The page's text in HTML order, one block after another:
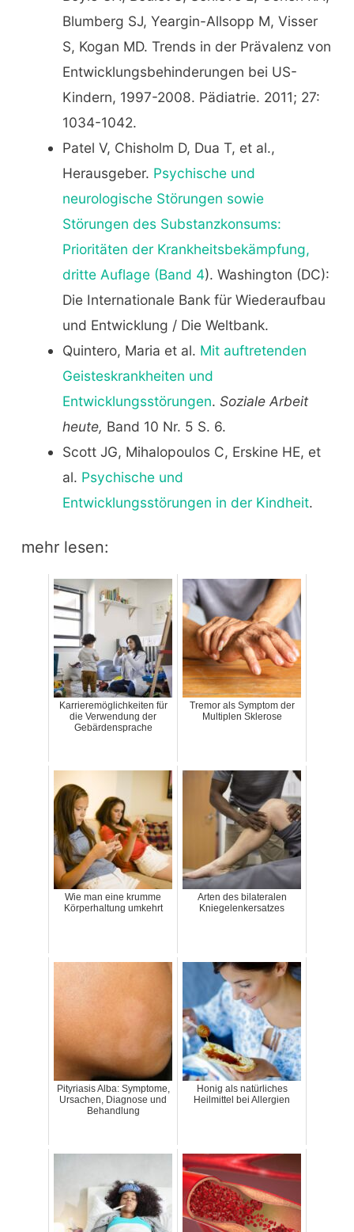
Blumberg SJ, Yeargin-Allsopp M, Visser
S, Kogan MD. Trends in der Prävalenz von
Entwicklungsbehinderungen bei US-
Kindern, 1997-2008. Pädiatrie. 2011; 27:
1034-1042.
Patel V, Chisholm D, Dua T, et al.,
Herausgeber. Psychische und
neurologische Störungen sowie
Störungen des Substanzkonsums:
Prioritäten der Krankheitsbekämpfung,
dritte Auflage (Band 4). Washington (DC):
Die Internationale Bank für Wiederaufbau
und Entwicklung / Die Weltbank.
Quintero, Maria et al. Mit auftretenden
Geisteskrankheiten und
Entwicklungsstörungen. Soziale Arbeit
heute, Band 10 Nr. 5 S. 6.
Scott JG, Mihalopoulos C, Erskine HE, et
al. Psychische und
Entwicklungsstörungen in der Kindheit.
mehr lesen:
Karrieremöglichkeiten für
die Verwendung der
Gebärdensprache
Tremor als Symptom der
Multiplen Sklerose
Wie man eine krumme
Körperhaltung umkehrt
Arten des bilateralen
Kniegelenkersatzes
Pityriasis Alba: Symptome,
Ursachen, Diagnose und
Behandlung
Honig als natürliches
Heilmittel bei Allergien